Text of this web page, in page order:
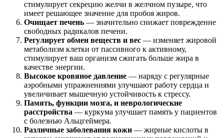
стимулирует секрецию желчи в желчном пузыре, что
имеет решающее значение для пробоя жиров.
Очищает печень — значительно снижает повреждение
свободных радикалов печени.
Регулирует обмен веществ и вес — изменяет жировой
метаболизм клетки от пассивного к активному,
стимулирует ваш организм сжигать больше жира в
качестве энергии.
Высокое кровяное давление — наряду с регулярные
аэробными упражнениями улучшают работу сердца и
увеличивает мышечную устойчивость к стрессу.
Память, функции мозга, и неврологические
расстройства — куркума улучшает память у пациентов
с болезнью Альцгеймера.
Различные заболевания кожи — жирные кислоты в